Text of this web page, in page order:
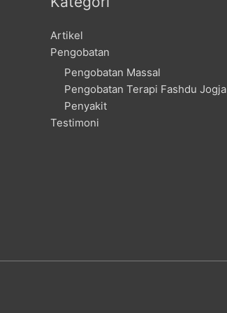
Artikel
Pengobatan
Pengobatan Massal
Pengobatan Terapi Fashdu Jogja
Penyakit
Testimoni